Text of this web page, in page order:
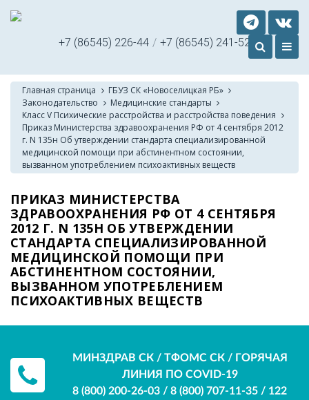
+7 (86545) 226-44 / +7 (86545) 241-52
Главная страница
ГБУЗ СК «Новоселицкая РБ»
Законодательство
Медицинские стандарты
Класс V Психические расстройства и расстройства поведения
Приказ Министерства здравоохранения РФ от 4 сентября 2012
г. N 135н Об утверждении стандарта специализированной
медицинской помощи при абстинентном состоянии,
вызванном употреблением психоактивных веществ
ПРИКАЗ МИНИСТЕРСТВА
ЗДРАВООХРАНЕНИЯ РФ ОТ 4 СЕНТЯБРЯ
2012 Г. N 135Н ОБ УТВЕРЖДЕНИИ
СТАНДАРТА СПЕЦИАЛИЗИРОВАННОЙ
МЕДИЦИНСКОЙ ПОМОЩИ ПРИ
АБСТИНЕНТНОМ СОСТОЯНИИ,
ВЫЗВАННОМ УПОТРЕБЛЕНИЕМ
ПСИХОАКТИВНЫХ ВЕЩЕСТВ
МИНЗДРАВ СК / ТФОМС СК / ГОРЯЧАЯ
ЛИНИЯ ПО COVID-19
8 (800) 200-26-03 / 8 (800) 707-11-35 / 122